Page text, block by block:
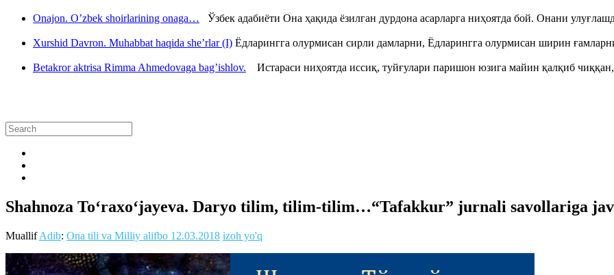
Onajon. O’zbek shoirlarining onaga… Ўзбек адабиёти Она ҳақида ёзилган дурдона асарларга ниҳоятда бой. Онани
Xurshid Davron. Muhabbat haqida she’rlar (I) Ёдларингга олурмисан сирли дамларни, Ёдларингга олурмисан ширин
Betakror aktrisa Rimma Ahmedovaga bag’ishlov. Истараси ниҳоятда иссиқ, туйғулари паришон юзига майин қалқиб
Shahnoza To‘raxo‘jayeva. Daryo tilim, tilim-tilim…“Tafakkur” jurnali savollariga
MuallifAdib: Ona tili va Milliy alifbo 12.03.2018 izoh yo'q